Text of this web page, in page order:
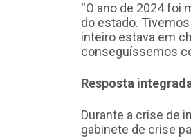
“O ano de 2024 foi
do estado.
inteiro estava em
conseguíssemos
Resposta
Durante a crise de
gabinete de crise